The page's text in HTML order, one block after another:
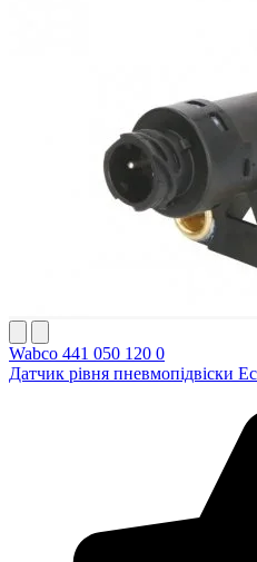
Wabco 441 050 120 0
Датчик рівня пневмопідвіски